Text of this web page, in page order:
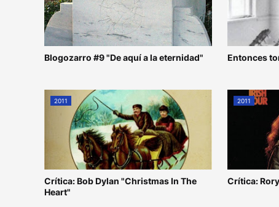
Blogozarro #9 "De aquí a la eternidad" Entonces
2011
Crítica: Bob Dylan "Christmas In The
Heart"
2011
Crítica: